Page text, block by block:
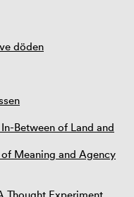
döden
Between of Land and
Meaning and Agency
Thought Experiment